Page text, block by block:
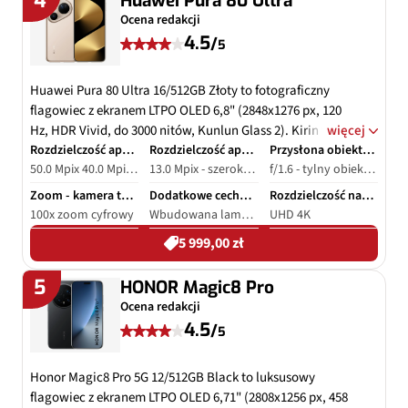
przewodowym i bezprzewodowym, obudowa z tytanu i
Gorilla Glass Victus 2, IP68.
Ocena redakcji
4.5/5
Rozdzielczość aparatu - tył
50.0 Mpix 40.0 Mpix - ultraszerokokątny 50.0 Mpix - teleobiektyw 12.5 Mpix - teleobiektyw
Rozdzielczość aparatu - przód
13.0 Mpix - szerokokątny
Przysłona obiektywu
f/1.6 - tylny obiektyw f/2.2 - tylny obiektyw ultraszerokokątny f/2.4 - tylny teleobiektyw f/2.0 - przedni obiektyw f/3.6 - tylny teleobiektyw
Zoom - kamera tylna
100x zoom cyfrowy
Dodatkowe cechy aparatu
Wbudowana lampa błyskowa, Optyczna stabilizacja obrazu
Rozdzielczość nagrywania wideo
UHD 4K
Huawei Pura 80 Ultra 16/512GB Złoty to fotograficzny
flagowiec z ekranem LTPO OLED 6,8" (2848x1276 px, 120
Hz, HDR Vivid, do 3000 nitów, Kunlun Glass 2). Kirin 9020
(8-rdzeniowy 7 nm), 16 GB RAM + 512 GB ROM zapewniają
płynność EMUI 15 (HarmonyOS 5.1). Aparaty: 50 MP 1"
HDR OIS + 50 MP tele peryskop 3,7x OIS + 12,5 MP tele 9,4x
+ 40 MP UW + selfie 13 MP; 4K@60fps, zoom 100x. Bateria
5170 mAh (100 W przewodowe, 80 W bezprzewodowe,
zwrotne 20 W), IP68/IP69, Wi‑Fi 7, NFC, IR.
więcej
5 999,00 zł
5 HONOR Magic8 Pro
Ocena redakcji
4.5/5
Honor Magic8 Pro 5G 12/512GB Black to luksusowy
flagowiec z ekranem LTPO OLED 6,71" (2808x1256 px, 458